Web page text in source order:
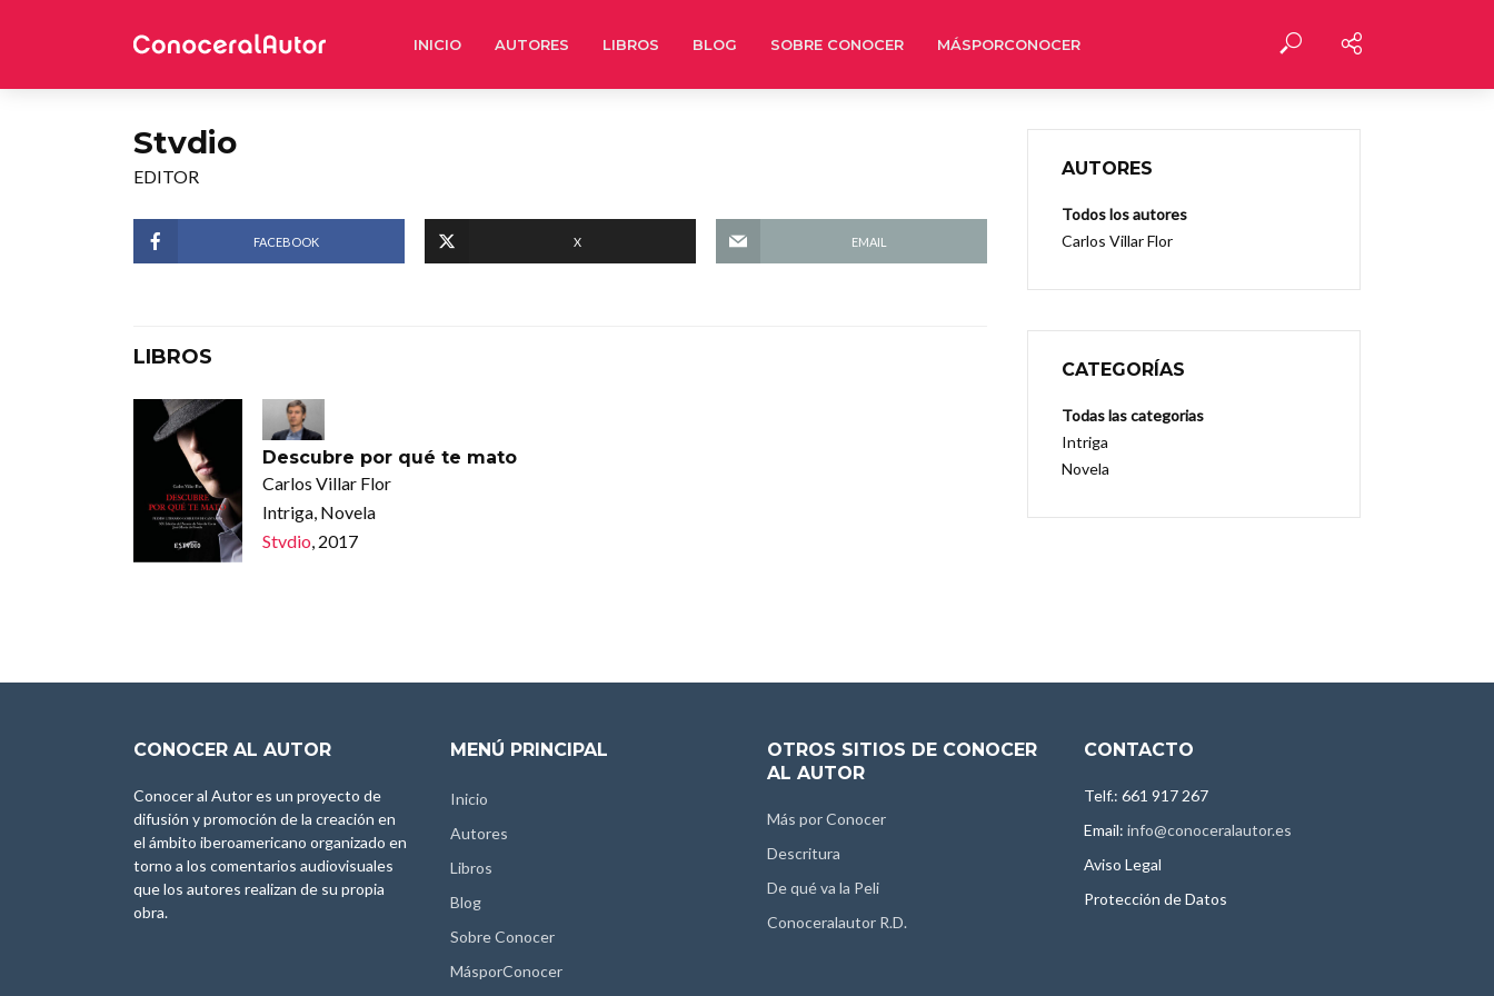
INICIO AUTORES LIBROS BLOG SOBRE CONOCER MÁSPORCONOCER
Stvdio
EDITOR
FACEBOOK X EMAIL
LIBROS
Descubre por qué te mato
Carlos Villar Flor
Intriga, Novela
Stvdio, 2017
AUTORES
Todos los autores
Carlos Villar Flor
CATEGORÍAS
Todas las categorias
Intriga
Novela
CONOCER AL AUTOR
Conocer al Autor es un proyecto de
difusión y promoción de la creación en
el ámbito iberoamericano organizado en
torno a los comentarios audiovisuales
que los autores realizan de su propia
obra.
MENÚ PRINCIPAL
Inicio
Autores
Libros
Blog
Sobre Conocer
MásporConocer
OTROS SITIOS DE CONOCER
AL AUTOR
Más por Conocer
Descritura
De qué va la Peli
Conoceralautor R.D.
CONTACTO
Telf.: 661 917 267
Email: info@conoceralautor.es
Aviso Legal
Protección de Datos